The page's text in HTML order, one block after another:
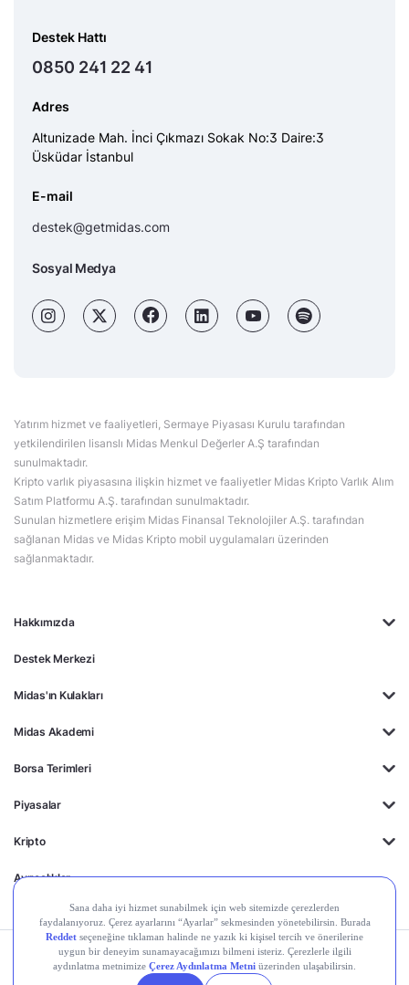
Hakkımızda
Destek Merkezi
Midas'ın Kulakları
Midas Akademi
Borsa Terimleri
Piyasalar
Kripto
Ayrıcalıklar
Destek Hattı
0850 241 22 41
Adres
Altunizade Mah. İnci Çıkmazı Sokak No:3 Daire:3
Üsküdar İstanbul
E-mail
destek@getmidas.com
Sosyal Medya
Yatırım hizmet ve faaliyetleri, Sermaye Piyasası Kurulu tarafından
yetkilendirilen lisanslı Midas Menkul Değerler A.Ş tarafından
sunulmaktadır.
Kripto varlık piyasasına ilişkin hizmet ve faaliyetler Midas Kripto Varlık Alım
Satım Platformu A.Ş. tarafından sunulmaktadır.
Sunulan hizmetlere erişim Midas Finansal Teknolojiler A.Ş. tarafından
sağlanan Midas ve Midas Kripto mobil uygulamaları üzerinden
sağlanmaktadır.
Kişisel Verilerin
Gizlilik
Politikası
Yasal
Duyurular
Çerez